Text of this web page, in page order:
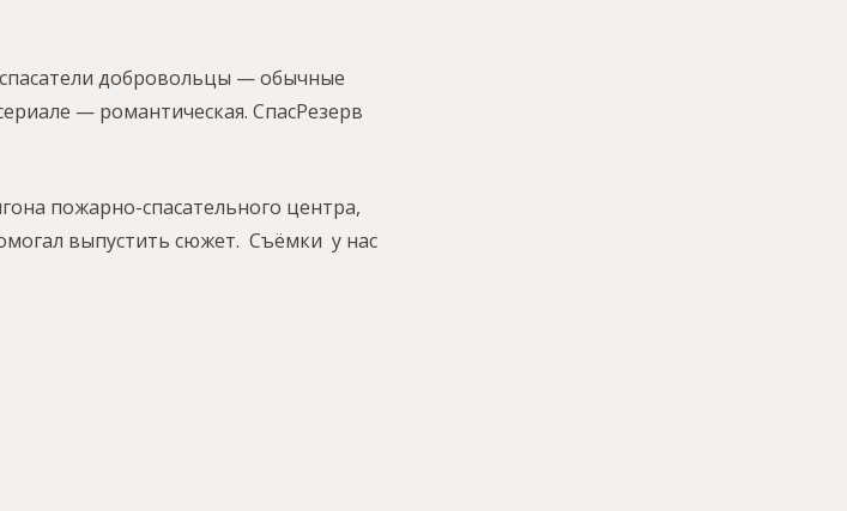
добровольцы — обычные
— романтическая. СпасРезерв
пожарно-спасательного центра,
выпустить сюжет. Съёмки у нас